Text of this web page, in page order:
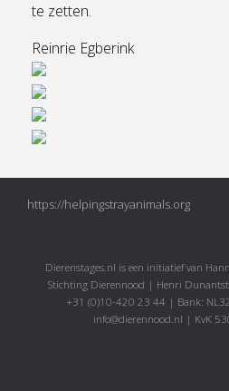
te zetten.
Reinrie Egberink
https://helpingstrayanimals.org
Dierenstages.nl is een initiatief van
Stichting Dierennood | Henri
+31 (0)10-420 23 44 | Bank:
info@dierennood.nl | KvK